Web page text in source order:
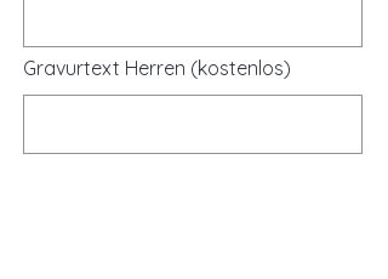
Gravurtext Herren (kostenlos)